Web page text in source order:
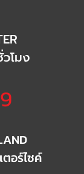
โมง
อร์ไซค์